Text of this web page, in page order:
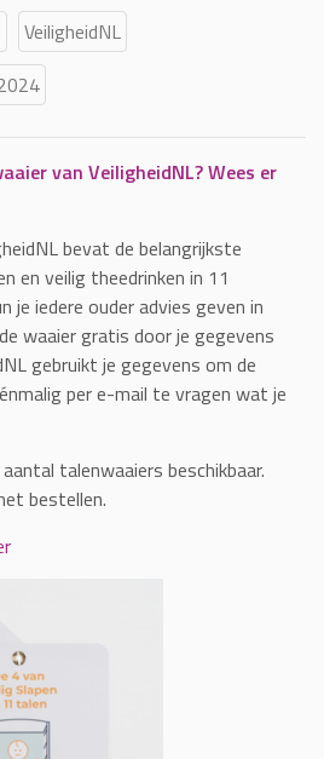
VeiligheidNL
van VeiligheidNL? Wees er
bevat de belangrijkste
en veilig theedrinken in 11
je iedere ouder advies geven in
waaier gratis door je gegevens
gebruikt je gegevens om de
per e-mail te vragen wat je
talenwaaiers beschikbaar.
bestellen.